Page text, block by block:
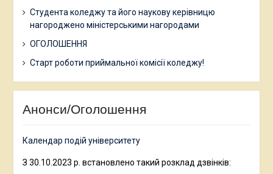
Студента коледжу та його наукову керівницю
нагороджено міністерськими нагородами
ОГОЛОШЕННЯ
Старт роботи приймальної комісії коледжу!
Анонси/Оголошення
Календар подій університету
З 30.10.2023 р. встановлено такий розклад дзвінків: